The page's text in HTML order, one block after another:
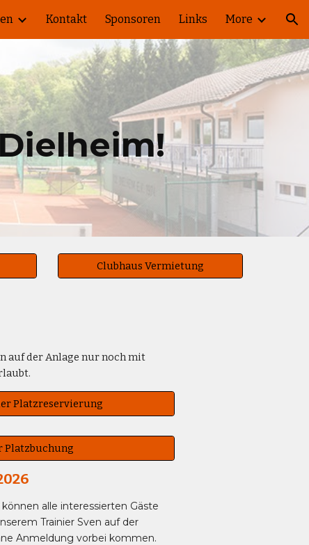
Kontakt Sponsoren Links More
Clubhaus Vermietung
auf der Anlage nur noch mit
Platzreservierung
Platzbuchung
alle interessierten Gäste
Trainier Sven auf der
Anmeldung vorbei kommen.